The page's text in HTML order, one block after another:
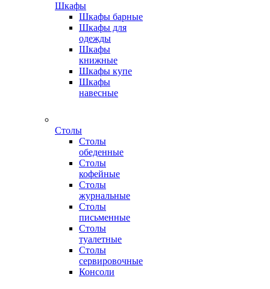
Шкафы
Шкафы барные
Шкафы для
одежды
Шкафы
книжные
Шкафы купе
Шкафы
навесные
Столы
Столы
обеденные
Столы
кофейные
Столы
журнальные
Столы
письменные
Столы
туалетные
Столы
сервировочные
Консоли